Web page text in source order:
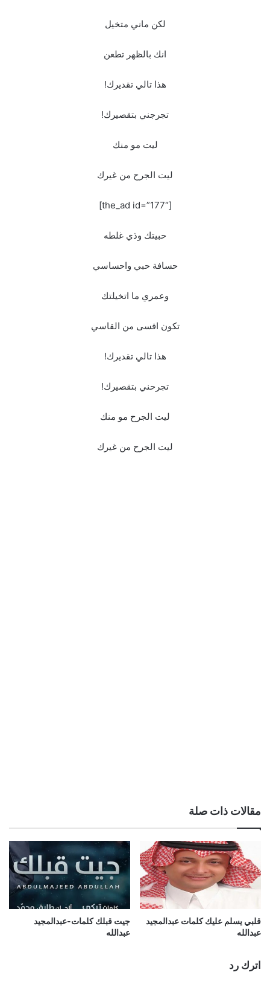
لكن ماني متخيل
انك بالظهر تطعن
هذا تالي تقديرك!
تجرجني بتقصيرك!
ليت مو منك
ليت الجرح من غيرك
[the_ad id=”177″]
حبيتك وذي غلطه
حسافة حبي واحساسي
وعمري ما اتخيلتك
تكون اقسى من القاسي
هذا تالي تقديرك!
تجرحني بتقصيرك!
ليت الجرح مو منك
ليت الجرح من غيرك
مقالات ذات صلة
قلبي يسلم عليك كلمات عبدالمجيد
عبدالله
جيت قبلك كلمات-عبدالمجيد
عبدالله
اترك رد